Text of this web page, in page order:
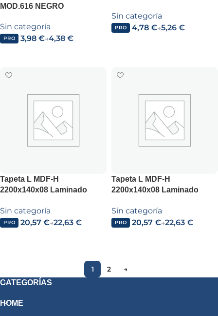
MOD.616 NEGRO
Sin categoría
PRO 3,98€→4,38€
Sin categoría
PRO 4,78€→5,26€
Tapeta L MDF-H
2200x140x08 Laminado
Sin categoría
PRO 20,57€→22,63€
Tapeta L MDF-H
2200x140x08 Laminado
Sin categoría
PRO 20,57€→22,63€
1 2 →
CATEGORÍAS
HOME